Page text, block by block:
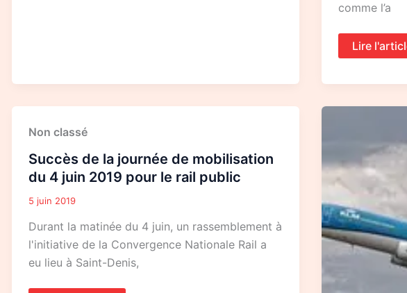
comme l’a
Lire
Non classé
Succès de la journée de mobilisation
du 4 juin 2019 pour le rail public
5 juin 2019
Durant la matinée du 4 juin, un rassemblement à
l'initiative de la Convergence Nationale Rail a
eu lieu à Saint-Denis,
Succès
de
journée
de
mobilisation
du
4
2019
pour
le
rail
proposition
député-
e-
s
pour
bannir